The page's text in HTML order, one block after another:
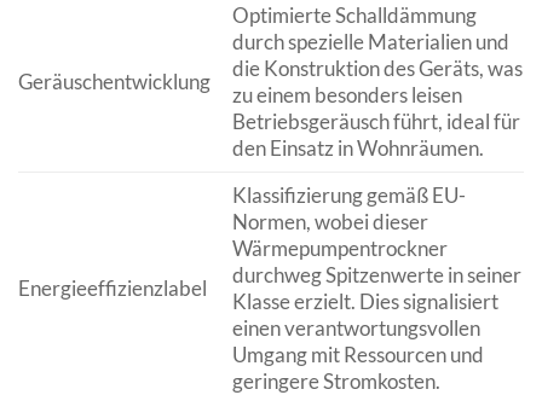
Geräuschentwicklung
Optimierte Schalldämmung
durch spezielle Materialien und
die Konstruktion des Geräts, was
zu einem besonders leisen
Betriebsgeräusch führt, ideal für
den Einsatz in Wohnräumen.
Energieeffizienzlabel
Klassifizierung gemäß EU-
Normen, wobei dieser
Wärmepumpentrockner
durchweg Spitzenwerte in seiner
Klasse erzielt. Dies signalisiert
einen verantwortungsvollen
Umgang mit Ressourcen und
geringere Stromkosten.